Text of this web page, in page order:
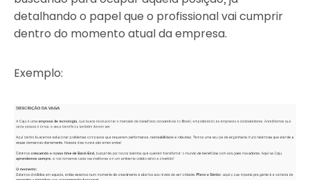
detalhando o papel que o profissional vai cumprir
dentro do momento atual da empresa.
Exemplo: